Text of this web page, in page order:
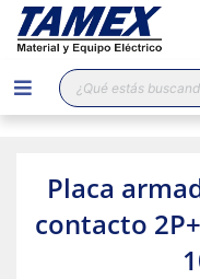
Búsqueda
de
productos
Placa
contacto